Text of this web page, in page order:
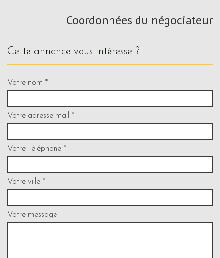
Coordonnées du négociateur
cette annonce vous intéresse ?
Votre nom *
Votre adresse mail *
Votre Téléphone *
Votre ville *
Votre message